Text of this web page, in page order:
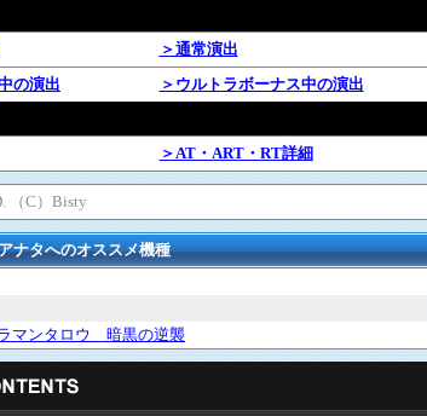
＞通常演出
の演出
＞ウルトラボーナス中の演出
＞AT・ART・RT詳細
（C）Bisty
ナタへのオススメ機種
マンタロウ 暗黒の逆襲